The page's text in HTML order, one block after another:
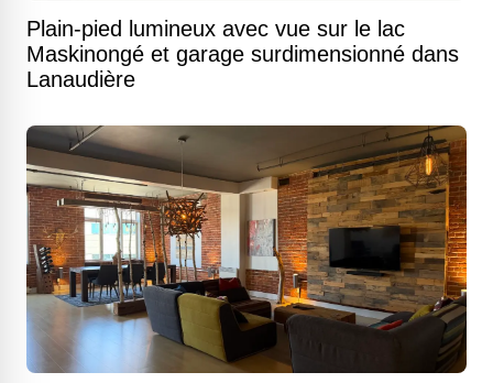
Plain-pied lumineux avec vue sur le lac
Maskinongé et garage surdimensionné dans
Lanaudière